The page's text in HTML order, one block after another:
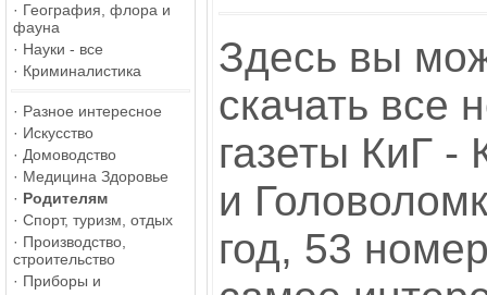
· География, флора и
фауна
· Науки - все
· Криминалистика
· Разное интересное
· Искусство
· Домоводство
· Медицина Здоровье
· Родителям
· Спорт, туризм, отдых
· Производство,
строительство
· Приборы и
Здесь вы
скачать все
газеты КиГ -
и
год, 53